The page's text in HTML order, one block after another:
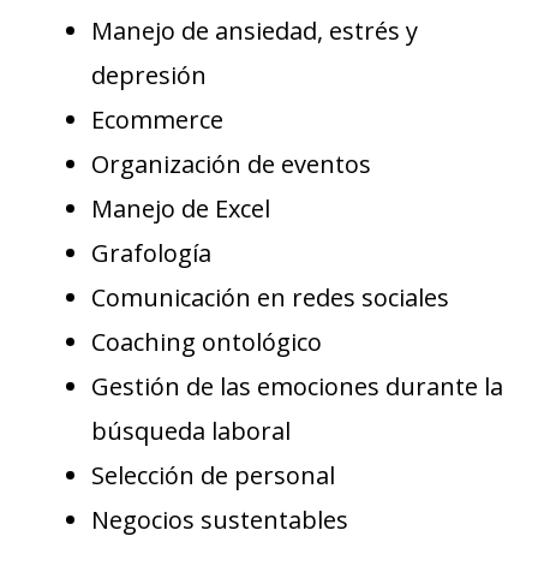
Manejo de ansiedad, estrés y
depresión
Ecommerce
Organización de eventos
Manejo de Excel
Grafología
Comunicación en redes sociales
Coaching ontológico
Gestión de las emociones durante la
búsqueda laboral
Selección de personal
Negocios sustentables